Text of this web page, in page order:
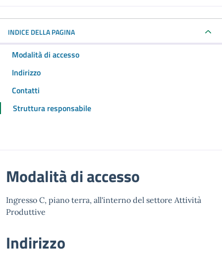
INDICE DELLA PAGINA
Modalità di accesso
Indirizzo
Contatti
Struttura responsabile
Modalità di accesso
Ingresso C, piano terra, all'interno del settore Attività
Produttive
Indirizzo